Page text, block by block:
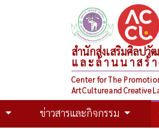
สำนักส่งเสริมศิลปวั
และล้านนาสร้า
Center for The
Art Culture and Creative
ข่าวสารและกิจกรรม